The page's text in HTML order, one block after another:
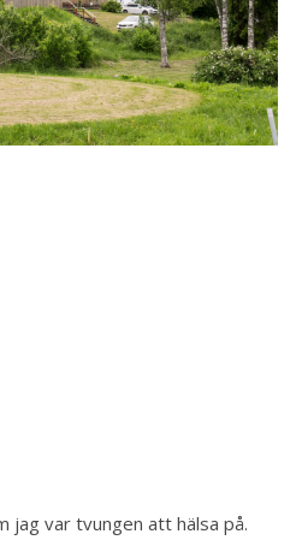
jag var tvungen att hälsa på.